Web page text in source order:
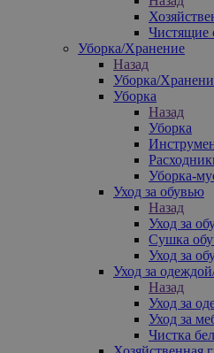
Чистящие
Уборка/Хранение
Назад
Уборка/
Уборка
Назад
Уборка
Уборка-
Уход за обувью
Назад
Уход за
Сушка
Уход за
Уход за
Назад
Уход за
Уход за
Чистка